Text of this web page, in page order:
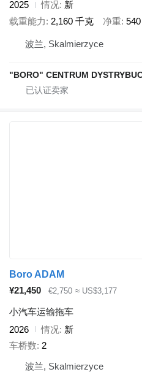
2025
情况 新
载重能力
2,160 千克 净重
波兰, Skalmierzyce
"BORO" CENTRUM
Boro ADAM
¥21,450
€2,750 ≈ US$3,177
小汽车运输拖车
2026
情况 新
车桥数 2
波兰, Skalmierzyce